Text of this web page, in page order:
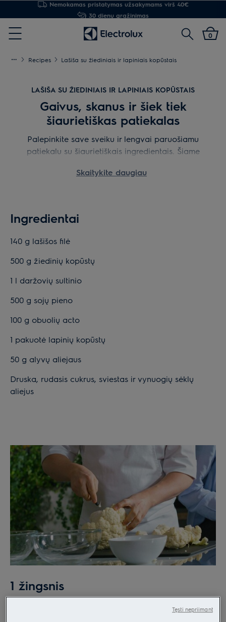
30 dienų grąžinimas
Menu
Paieška0
Recipes Lašiša su žiediniais ir lapiniais kopūstais
LAŠIŠA SU ŽIEDINIAIS IR LAPINIAIS KOPŪSTAIS
Gaivus, skanus ir šiek tiek
šiaurietiškas patiekalas
Palepinkite save sveiku ir lengvai paruošiamu
patiekalu su šiaurietiškais ingredientais. Šiame
šaltinis, yra gaminama garuose sous–vide būdu,
Skaitykite daugiau
Ingredientai
140 g lašišos filė
500 g žiedinių kopūstų
1 l daržovių sultinio
500 g sojų pieno
100 g obuolių acto
1 pakuotė lapinių kopūstų
50 g alyvų aliejaus
Druska, rudasis cukrus, sviestas ir vynuogių sėklų
aliejus
1 žingsnis
patį kekės galiuką ir iš jo padarykite kuskuso tipo
Tęsti nepriimant